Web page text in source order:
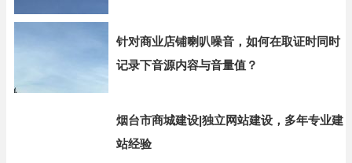
针对商业店铺喇叭噪音，如何在取证时同时
记录下音源内容与音量值？
烟台市商城建设|独立网站建设，多年专业建
站经验